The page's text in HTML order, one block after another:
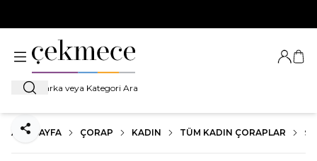
Ara
Giriş
ANA SAYFA ÇORAP KADIN TÜM KADIN ÇORAPLAR
Paylaş